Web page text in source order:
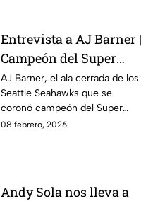
Entrevista a AJ Barner |
Campeón del Super
Bowl LX con los
Seahawks
AJ Barner, el ala cerrada de los
Seattle Seahawks que se
coronó campeón del Super
Bowl LX tras la victoria ante los
08 febrero, 2026
Andy Sola nos lleva a